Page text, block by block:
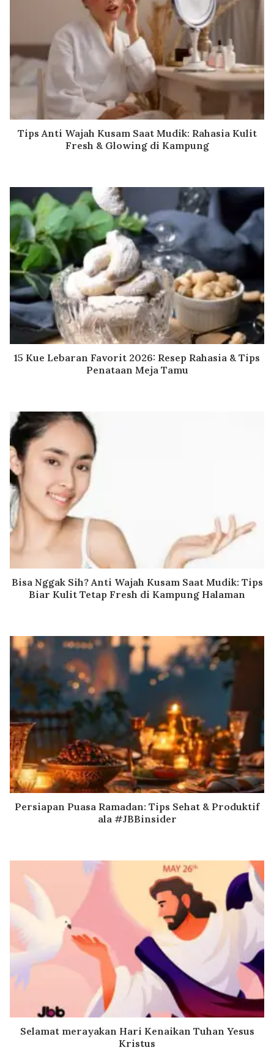
Tips Anti Wajah Kusam Saat Mudik: Rahasia Kulit
Fresh & Glowing di Kampung
15 Kue Lebaran Favorit 2026: Resep Rahasia & Tips
Penataan Meja Tamu
Bisa Nggak Sih? Anti Wajah Kusam Saat Mudik: Tips
Biar Kulit Tetap Fresh di Kampung Halaman
Persiapan Puasa Ramadan: Tips Sehat & Produktif
ala #JBBinsider
Selamat merayakan Hari Kenaikan Tuhan Yesus
Kristus